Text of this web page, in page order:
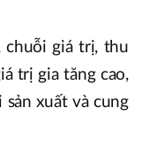
chuỗi giá trị, thu
trị gia tăng cao,
xuất và cung